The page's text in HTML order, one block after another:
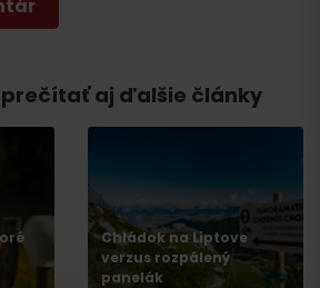
prečítať aj ďalšie články
Chládok na Liptove
verzus rozpálený
panelák